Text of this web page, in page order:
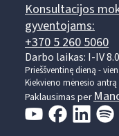
Konsultacijos
gyventojams:
+370 5 260 5060
Darbo laikas: I-IV
Prieššventinę dieną -
Kiekvieno mėnesio antrą
Paklausimas per